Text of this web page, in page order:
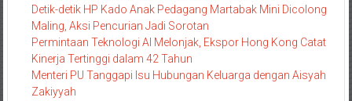
Detik-detik HP Kado Anak Pedagang Martabak Mini Dicolong
Maling, Aksi Pencurian Jadi Sorotan
Permintaan Teknologi AI Melonjak, Ekspor Hong Kong Catat
Kinerja Tertinggi dalam 42 Tahun
Menteri PU Tanggapi Isu Hubungan Keluarga dengan Aisyah
Zakiyyah